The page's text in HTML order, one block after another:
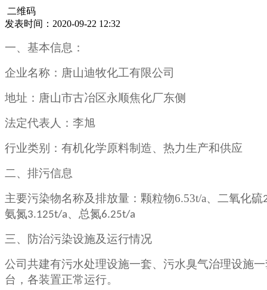
二维码
发表时间：2020-09-22 12:32
一、基本信息：
企业名称：唐山迪牧化工有限公司
地址：唐山市古冶区永顺焦化厂东侧
法定代表人：李旭
行业类别：有机化学原料制造、热力生产和供应
二、排污信息
主要污染物名称及排放量：颗粒物6.53t/a、二氧化硫
氨氮3.125t/a、总氮6.25t/a
三、防治污染设施及运行情况
公司共建有污水处理设施一套、污水臭气治理设施
台，各装置正常运行。